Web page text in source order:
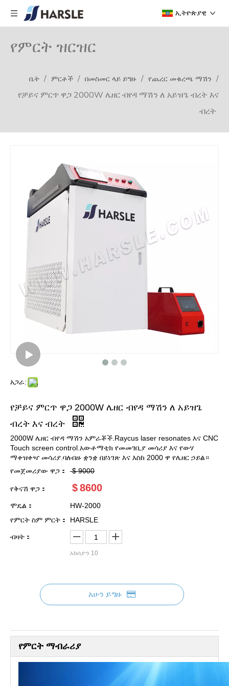
ኢትዮጵያዊ
የምርት ዝርዝር
ቤት / ምርቶች / በመስመር ላይ ይግዙ / የጨረር መቁረጫ ማሽን
/
የቻይና ምርጥ ዋጋ 2000W ሌዘር ብየዳ ማሽን ለ አይዝጌ ብረት እና
ብረት
አጋራ:
የቻይና ምርጥ ዋጋ 2000W ሌዘር ብየዳ ማሽን ለ አይዝጌ
ብረት እና ብረት
2000W ሌዘር ብየዳ ማሽን አምራቾች.Raycus laser resonates እና CNC
Touch screen control.አውቶማቲክ የመመገቢያ መሳሪያ እና የውሃ
ማቀዝቀዣ መሳሪያ.ባለብዙ ቋንቋ በይነገጽ እና እስከ 2000 ዋ የሌዘር ኃይል።
የመጀመሪያው ዋጋ：
$ 9000
የቅናሽ ዋጋ： $8600
ሞዴል：
HW-2000
የምርት ስም ምርት：
HARSLE
ብዛት：
አክሲዮን 10
አሁን ይግዙ
የምርት ማብራሪያ